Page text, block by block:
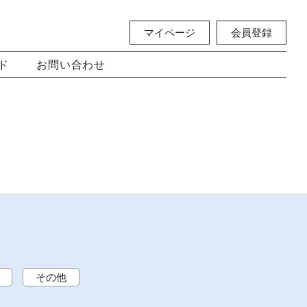
マイページ 会員登録
お問い合わせ
その他